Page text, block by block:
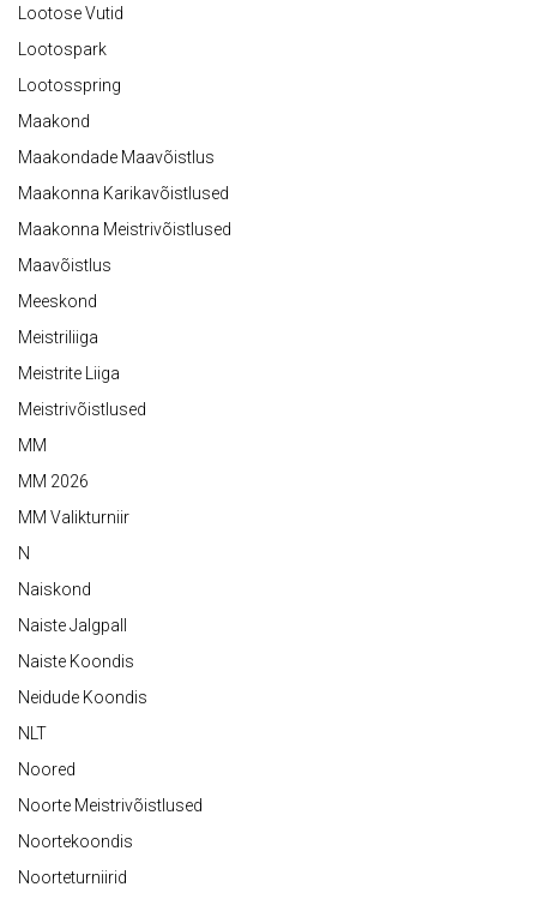
Lootose Vutid
Lootospark
Lootosspring
Maakond
Maakondade Maavõistlus
Maakonna Karikavõistlused
Maakonna Meistrivõistlused
Maavõistlus
Meeskond
Meistriliiga
Meistrite Liiga
Meistrivõistlused
MM
MM 2026
MM Valikturniir
N
Naiskond
Naiste Jalgpall
Naiste Koondis
Neidude Koondis
NLT
Noored
Noorte Meistrivõistlused
Noortekoondis
Noorteturniirid